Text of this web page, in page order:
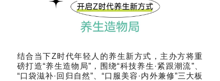
结合当下Z时代年轻人的养生新方式，主办方将重
磅打造“养生造物局”，围绕“科技养生·紧跟潮流”、
“口袋滋补·回归自然”、“口服美容·内外兼修”三大板